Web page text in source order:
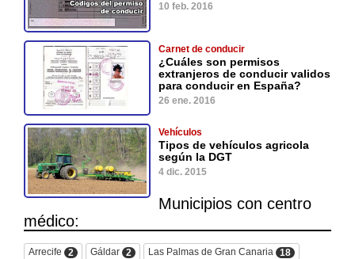
10 feb. 2016
Carnet de conducir
¿Cuáles son permisos
extranjeros de conducir validos
para conducir en España?
26 ene. 2016
Vehículos
Tipos de vehículos agricola
según la DGT
4 dic. 2015
Municipios con centro
médico:
Arrecife 2 Gáldar 2 Las Palmas de Gran Canaria
18